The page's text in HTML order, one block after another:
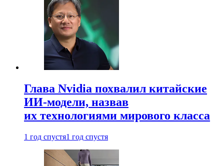
Глава Nvidia похвалил китайские
ИИ-модели, назвав
их технологиями мирового класса
1 год спустя1 год спустя